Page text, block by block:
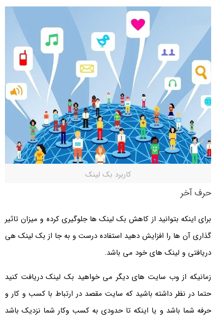
کاربرد بک لینک
حرف آخر
برای اینکه بتوانید از کاهش بک لینک ها جلوگیری کرده و میزان تاثیر
گذاری آن ها را افزایش دهید استفاده درست و به جا از بک لینک هی
دریافتی و لینک های خود می باشد.
زمانیکه از وب سایت های دیگر می خواهید بک لینک دریافت کنید
حتما در نظر داشته باشید که سایت مقصد در ارتباط با کسب و کار و
حرفه شما باشد و یا اینکه تا حدودی به کسب وکار شما نزدیک باشد